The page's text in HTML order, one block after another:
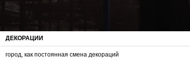
ДЕКОРАЦИИ
город, как постоянная смена декораций